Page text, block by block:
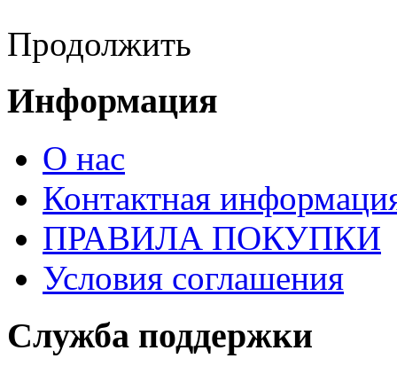
Продолжить
Информация
О нас
Контактная
ПРАВИЛА ПОКУПКИ
Условия соглашения
Служба поддержки